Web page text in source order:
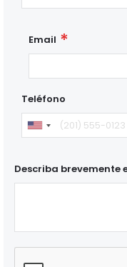
Email
Teléfono
Describa brevemente